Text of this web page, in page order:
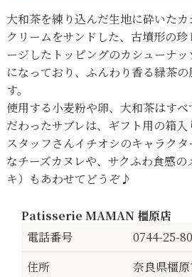
大和茶を練り込んだ生地に砕いた
クリームをサンドした、古墳形の
ージしたトッピングのカシューナ
になっており、ふんわり香る緑茶
す。
使用する小麦粉や卵、大和茶はす
だわったサブレは、ギフト用の箱入
スタッフさんイチオシのキャラク
なチーズカヌレや、サクふわ食感の
キ）もあわせてどうぞ♪
Patisserie MAMAN 橿原店
電話番号
0744-25-
住所
奈良県橿